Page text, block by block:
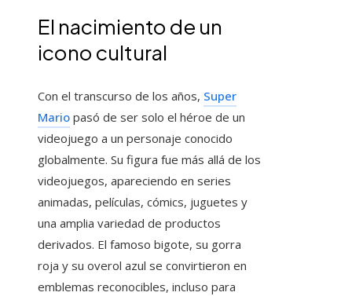
El nacimiento de un
icono cultural
Con el transcurso de los años, Super
Mario pasó de ser solo el héroe de un
videojuego a un personaje conocido
globalmente. Su figura fue más allá de los
videojuegos, apareciendo en series
animadas, películas, cómics, juguetes y
una amplia variedad de productos
derivados. El famoso bigote, su gorra
roja y su overol azul se convirtieron en
emblemas reconocibles, incluso para